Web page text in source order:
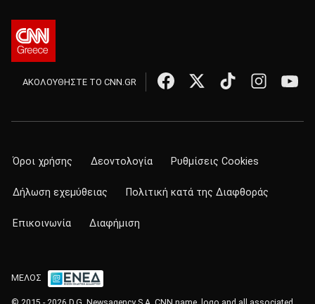
ΑΚΟΛΟΥΘΗΣΤΕ ΤΟ CNN.GR
Όροι χρήσης Δεοντολογία Ρυθμίσεις Cookies
Δήλωση εχεμύθειας Πολιτική κατά της Διαφθοράς
Επικοινωνία Διαφήμιση
ΜΕΛΟΣ